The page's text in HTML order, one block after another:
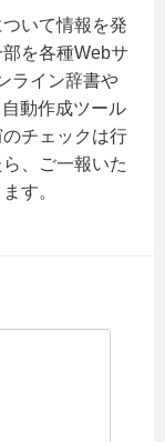
いて情報を発
を各種Webサ
ライン辞書や
動作成ツール
チェックは行
、ご一報いた
す。